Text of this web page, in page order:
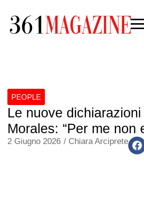
PEOPLE
Le nuove
Morales: “Per me non
2 Giugno 2026 / Chiara Arciprete